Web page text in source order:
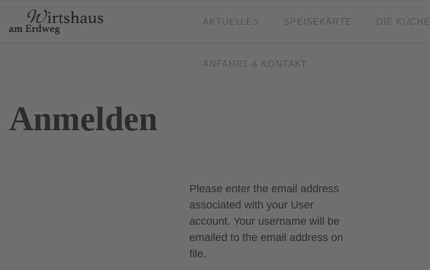
AKTUELLES SPEISEKARTE DIE KÜCHE
ANFAHRT & KONTAKT
Anmelden
Please enter the email address
associated with your User
account. Your username will be
emailed to the email address on
file.